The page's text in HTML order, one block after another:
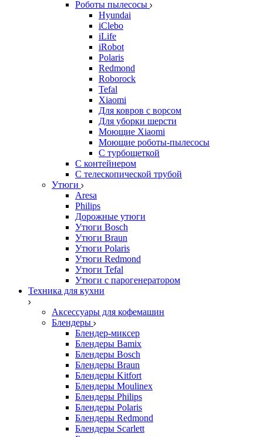
Роботы пылесосы
Hyundai
iClebo
iLife
iRobot
Polaris
Redmond
Roborock
Tefal
Xiaomi
Для ковров с ворсом
Для уборки шерсти
Моющие Xiaomi
Моющие роботы-пылесосы
С турбощеткой
С контейнером
С телескопической трубой
Утюги
Aresa
Philips
Дорожные утюги
Утюги Bosch
Утюги Braun
Утюги Polaris
Утюги Redmond
Утюги Tefal
Утюги с парогенератором
Техника для кухни
Аксессуары для кофемашин
Блендеры
Блендер-миксер
Блендеры Bamix
Блендеры Bosch
Блендеры Braun
Блендеры Kitfort
Блендеры Moulinex
Блендеры Philips
Блендеры Polaris
Блендеры Redmond
Блендеры Scarlett